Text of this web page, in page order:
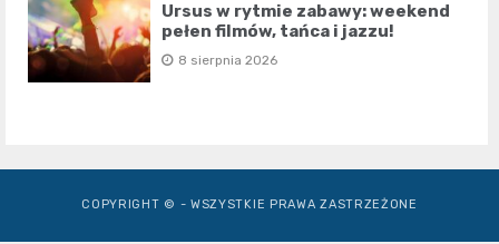
Ursus w rytmie zabawy: weekend
pełen filmów, tańca i jazzu!
8 sierpnia 2026
COPYRIGHT © - WSZYSTKIE PRAWA ZASTRZEŻONE